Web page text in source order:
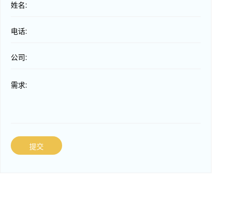
姓名:
电话:
公司:
需求:
提交